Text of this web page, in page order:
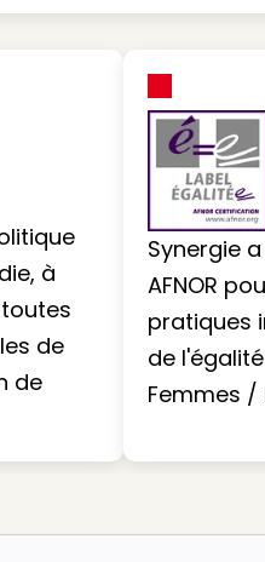
à
de
de
Synergie
AFNOR
pratiques
de
Femmes /